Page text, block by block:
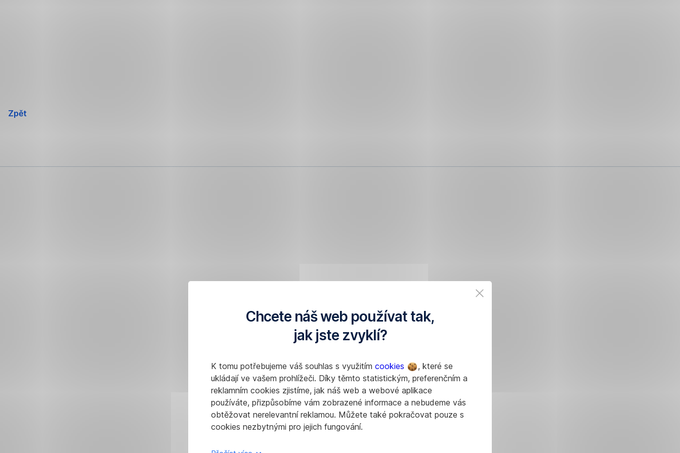
Chcete náš web používat tak,
jak jste zvyklí?
K tomu potřebujeme váš souhlas s využitím cookies
, které se
ukládají ve vašem prohlížeči. Díky těmto statistickým, preferenčním a
reklamním cookies zjistíme, jak náš web a webové aplikace
používáte, přizpůsobíme vám zobrazené informace a nebudeme vás
obtěžovat nerelevantní reklamou. Můžete také pokračovat pouze s
cookies nezbytnými pro jejich fungování.
Zpět